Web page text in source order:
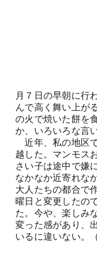
月７日の早朝に行
んで高く舞い上が
の火で焼いた餅を
か、いろいろな言
近年、私の地区
越した。マンモス
さい子は途中で嫌
なかなか近寄れな
大人たちの都合で
曜日と変更したの
た。今や、楽しみ
変った感があり、
いるに違いない。